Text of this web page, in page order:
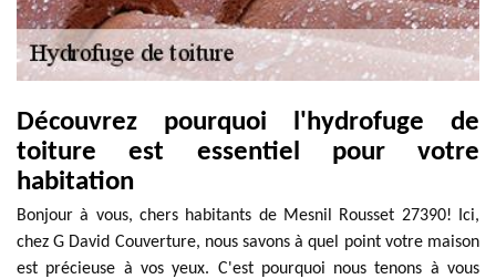
Découvrez pourquoi l'hydrofuge de
toiture est essentiel pour votre
habitation
Bonjour à vous, chers habitants de Mesnil Rousset 27390! Ici,
chez G David Couverture, nous savons à quel point votre maison
est précieuse à vos yeux. C'est pourquoi nous tenons à vous